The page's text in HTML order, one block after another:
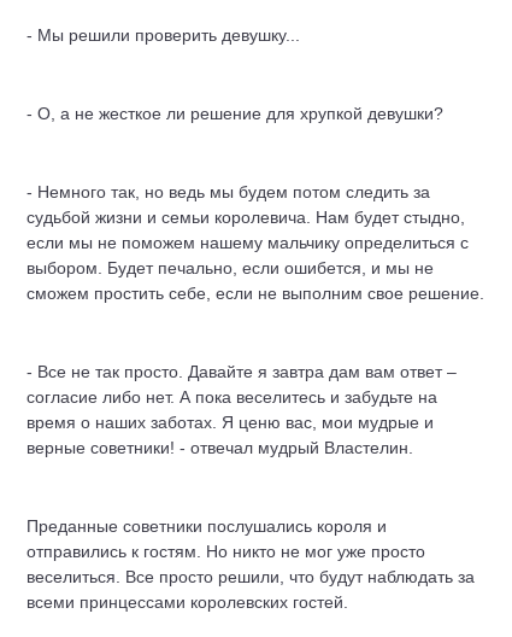
- Мы решили проверить девушку...
- О, а не жесткое ли решение для хрупкой девушки?
- Немного так, но ведь мы будем потом следить за
судьбой жизни и семьи королевича. Нам будет стыдно,
если мы не поможем нашему мальчику определиться с
выбором. Будет печально, если ошибется, и мы не
сможем простить себе, если не выполним свое решение.
- Все не так просто. Давайте я завтра дам вам ответ –
согласие либо нет. А пока веселитесь и забудьте на
время о наших заботах. Я ценю вас, мои мудрые и
верные советники! - отвечал мудрый Властелин.
Преданные советники послушались короля и
отправились к гостям. Но никто не мог уже просто
веселиться. Все просто решили, что будут наблюдать за
всеми принцессами королевских гостей.